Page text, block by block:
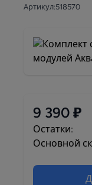
Артикул:518570
9 390 ₽
Остатки:
Основной